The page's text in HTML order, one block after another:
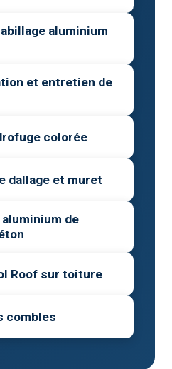
aluminium
et entretien de
colorée
dallage et muret
de
Roof sur toiture
combles